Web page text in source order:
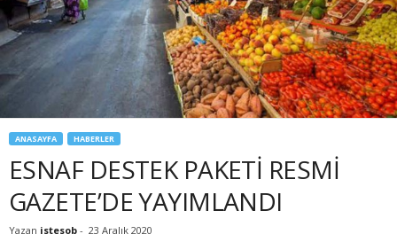
ANASAYFA HABERLER
ESNAF DESTEK PAKETİ RESMİ
GAZETE’DE YAYIMLANDI
Yazan istesob - 23 Aralık 2020